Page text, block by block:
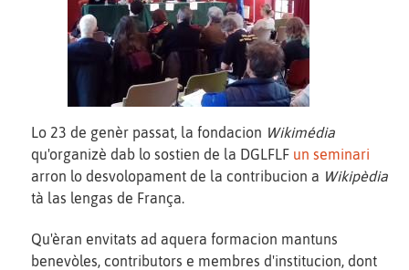
Lo 23 de genèr passat, la fondacion Wikimédia
qu'organizè dab lo sostien de la DGLFLF un seminari
arron lo desvolopament de la contribucion a Wikipèdia
tà las lengas de França.
Qu'èran envitats ad aquera formacion mantuns
benevòles, contributors e membres d'institucion, dont